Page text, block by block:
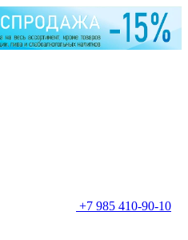
+7 985 410-90-10